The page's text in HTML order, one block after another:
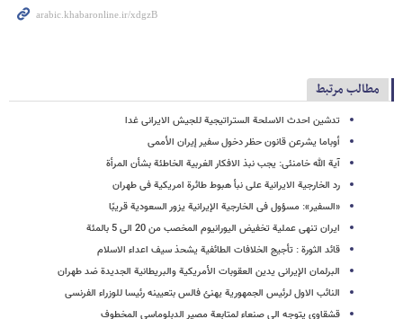
مطالب مرتبط
تدشین احدث الاسلحة الستراتیجیة للجیش الایرانی غدا
أوباما یشرعن قانون حظر دخول سفیر إیران الأممی
آیة الله خامنئی: یجب نبذ الافکار الغربیة الخاطئة بشأن المرأة
رد الخارجیة الایرانیة علی نبأ هبوط طائرة امریکیة فی طهران
«السفیر»: مسؤول فی الخارجیة الإیرانیة یزور السعودیة قریبًا
ایران تنهی عملیة تخفیض الیورانیوم المخصب من 20 الى 5 بالمئة
قائد الثورة : تأجیج الخلافات الطائفیة یشحذ سیف اعداء الاسلام
البرلمان الإیرانی یدین العقوبات الأمریکیة والبریطانیة الجدیدة ضد طهران
النائب الاول لرئیس الجمهوریة یهنئ فالس بتعیینه رئیسا للوزراء الفرنسی
قشقاوی یتوجه الی صنعاء لمتابعة مصیر الدبلوماسی المخطوف